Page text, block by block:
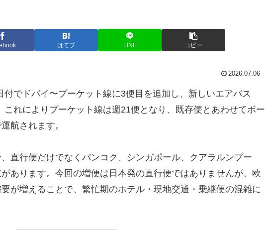
はてブ LINE コピー
2026.07.06
でドバイ〜プーケット線に3便目を追加し、新しいエアバス
れによりプーケット線は週21便となり、既存便とあわせてボー
航されます。
直行便だけでなくバンコク、シンガポール、クアラルンプー
あります。今回の増便は日本発の直行便ではありませんが、欧
が増えることで、繁忙期のホテル・現地交通・乗継便の混雑に